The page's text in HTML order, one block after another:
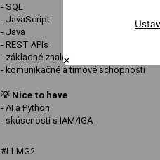
- SQL
- JavaScript
- Java
- REST APIs
- základné znalosti kybernetickej
- komunikačné a tímové schopnosti
💡 Nice to have
- AI a Python
- skúsenosti s IAM/IGA
#LI-MG2